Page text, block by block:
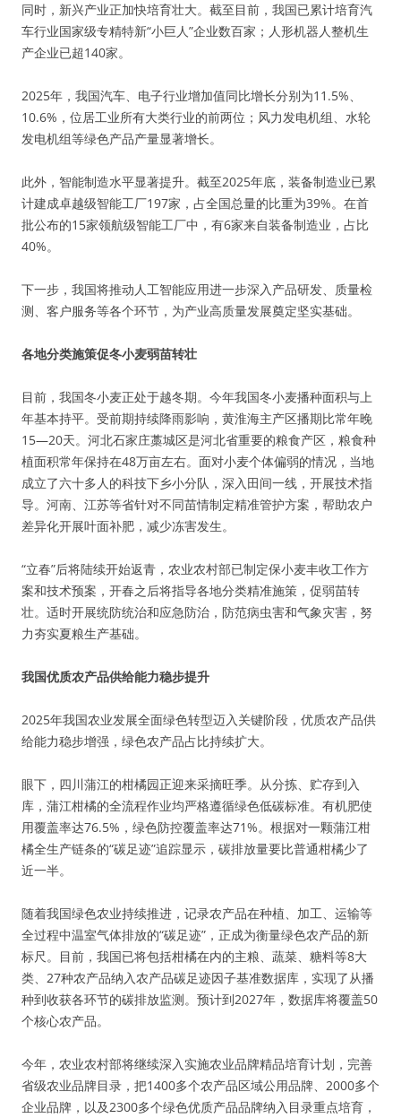
同时，新兴产业正加快培育壮大。截至目前，我国已累计培育汽
车行业国家级专精特新“小巨人”企业数百家；人形机器人整机生
产企业已超140家。
2025年，我国汽车、电子行业增加值同比增长分别为11.5%、
10.6%，位居工业所有大类行业的前两位；风力发电机组、水轮
发电机组等绿色产品产量显著增长。
此外，智能制造水平显著提升。截至2025年底，装备制造业已累
计建成卓越级智能工厂197家，占全国总量的比重为39%。在首
批公布的15家领航级智能工厂中，有6家来自装备制造业，占比
40%。
下一步，我国将推动人工智能应用进一步深入产品研发、质量检
测、客户服务等各个环节，为产业高质量发展奠定坚实基础。
各地分类施策促冬小麦弱苗转壮
目前，我国冬小麦正处于越冬期。今年我国冬小麦播种面积与上
年基本持平。受前期持续降雨影响，黄淮海主产区播期比常年晚
15—20天。河北石家庄藁城区是河北省重要的粮食产区，粮食种
植面积常年保持在48万亩左右。面对小麦个体偏弱的情况，当地
成立了六十多人的科技下乡小分队，深入田间一线，开展技术指
导。河南、江苏等省针对不同苗情制定精准管护方案，帮助农户
差异化开展叶面补肥，减少冻害发生。
“立春”后将陆续开始返青，农业农村部已制定保小麦丰收工作方
案和技术预案，开春之后将指导各地分类精准施策，促弱苗转
壮。适时开展统防统治和应急防治，防范病虫害和气象灾害，努
力夯实夏粮生产基础。
我国优质农产品供给能力稳步提升
2025年我国农业发展全面绿色转型迈入关键阶段，优质农产品供
给能力稳步增强，绿色农产品占比持续扩大。
眼下，四川蒲江的柑橘园正迎来采摘旺季。从分拣、贮存到入
库，蒲江柑橘的全流程作业均严格遵循绿色低碳标准。有机肥使
用覆盖率达76.5%，绿色防控覆盖率达71%。根据对一颗蒲江柑
橘全生产链条的“碳足迹”追踪显示，碳排放量要比普通柑橘少了
近一半。
随着我国绿色农业持续推进，记录农产品在种植、加工、运输等
全过程中温室气体排放的“碳足迹”，正成为衡量绿色农产品的新
标尺。目前，我国已将包括柑橘在内的主粮、蔬菜、糖料等8大
类、27种农产品纳入农产品碳足迹因子基准数据库，实现了从播
种到收获各环节的碳排放监测。预计到2027年，数据库将覆盖50
个核心农产品。
今年，农业农村部将继续深入实施农业品牌精品培育计划，完善
省级农业品牌目录，把1400多个农产品区域公用品牌、2000多个
企业品牌，以及2300多个绿色优质产品品牌纳入目录重点培育，